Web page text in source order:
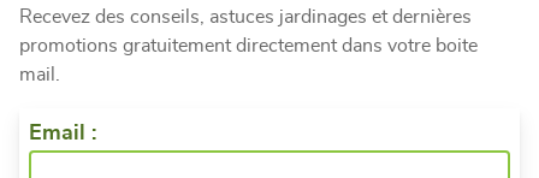
Recevez des conseils, astuces jardinages et dernières
promotions gratuitement directement dans votre boite
mail.
Email :